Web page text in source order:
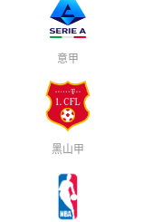
意甲
黑山甲